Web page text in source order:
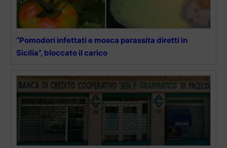
“Pomodori infettati e mosca parassita diretti in
Sicilia”, bloccato il carico